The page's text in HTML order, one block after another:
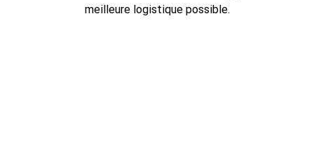
meilleure logistique possible.